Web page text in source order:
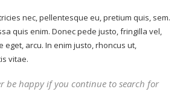
nec, pellentesque eu, pretium quis, sem.
quis enim. Donec pede justo, fringilla vel,
eget, arcu. In enim justo, rhoncus ut,
vitae.
be happy if you continue to search for